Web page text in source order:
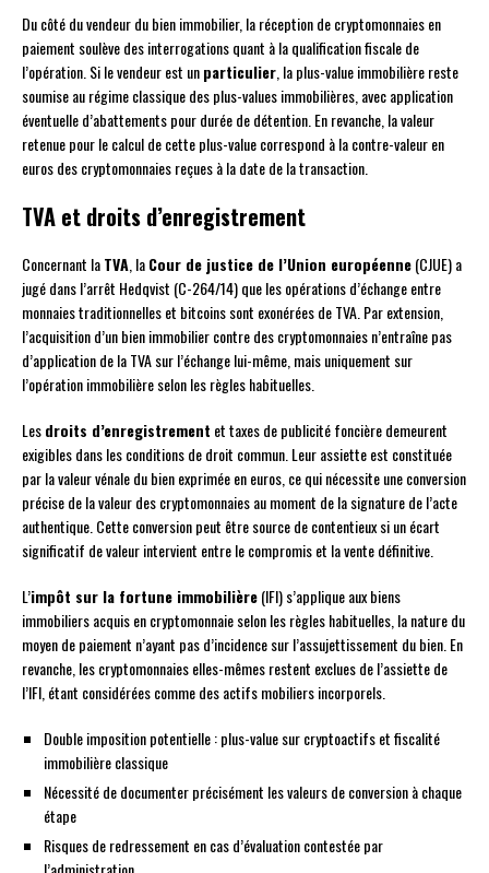
Du côté du vendeur du bien immobilier, la réception de cryptomonnaies en
paiement soulève des interrogations quant à la qualification fiscale de
l’opération. Si le vendeur est unparticulier , la plus-value immobilière reste
soumise au régime classique des plus-values immobilières, avec application
éventuelle d’abattements pour durée de détention. En revanche, la valeur
retenue pour le calcul de cette plus-value correspond à la contre-valeur en
euros des cryptomonnaies reçues à la date de la transaction.
TVA et droits d’enregistrement
Concernant laTVA , laCour de justice de l’Union européenne(CJUE) a
jugé dans l’arrêt Hedqvist (C-264/14) que les opérations d’échange entre
monnaies traditionnelles et bitcoins sont exonérées de TVA. Par extension,
l’acquisition d’un bien immobilier contre des cryptomonnaies n’entraîne pas
d’application de la TVA sur l’échange lui-même, mais uniquement sur
l’opération immobilière selon les règles habituelles.
Lesdroits d’enregistrement et taxes de publicité foncière demeurent
exigibles dans les conditions de droit commun. Leur assiette est constituée
par la valeur vénale du bien exprimée en euros, ce qui nécessite une conversion
précise de la valeur des cryptomonnaies au moment de la signature de l’acte
authentique. Cette conversion peut être source de contentieux si un écart
significatif de valeur intervient entre le compromis et la vente définitive.
L’impôt sur la fortune immobilière(IFI) s’applique aux biens
immobiliers acquis en cryptomonnaie selon les règles habituelles, la nature du
moyen de paiement n’ayant pas d’incidence sur l’assujettissement du bien. En
revanche, les cryptomonnaies elles-mêmes restent exclues de l’assiette de
l’IFI, étant considérées comme des actifs mobiliers incorporels.
Double imposition potentielle : plus-value sur cryptoactifs et fiscalité
immobilière classique
Nécessité de documenter précisément les valeurs de conversion à chaque
étape
Risques de redressement en cas d’évaluation contestée par